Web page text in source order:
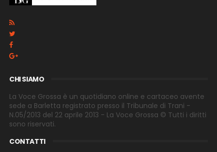
CHI SIAMO
La Voce Grossa è un quotidiano online e cartaceo avente
sede a Barletta registrato presso il Tribunale di Trani -
N.05/2013 del 22 aprile 2013 - La Voce Grossa © Tutti i diritti
sono riservati.
CONTATTI